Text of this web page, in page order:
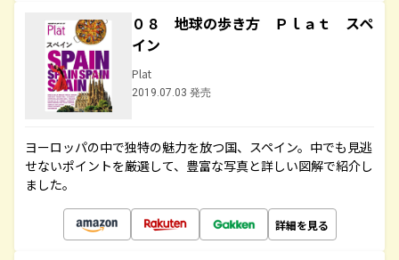
０８ 地球の歩き方 Ｐｌａｔ スペ
イン
Plat
2019.07.03 発売
ヨーロッパの中で独特の魅力を放つ国、スペイン。中でも見逃
せないポイントを厳選して、豊富な写真と詳しい図解で紹介し
ました。
詳細を見る